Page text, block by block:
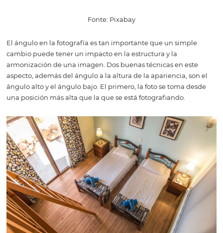
Fotos: Pixabay
Los detalles más pequeños marcan la diferencia para
una hermosa foto. Además, estilizar, armonizar, re-
entornos y objetos no debería ser algo que solo
imagen. Si su huésped ha visto las fotos y ha elegido su